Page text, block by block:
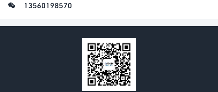
13560198570